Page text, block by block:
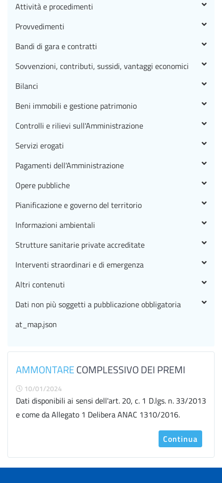
AMMONTARECOMPLESSIVO DEI PREMI
10/01/2024
Dati disponibili ai sensi dell'art. 20, c. 1 D.lgs. n. 33/2013
e come da Allegato 1 Delibera ANAC 1310/2016.
Continua
Attività e procedimenti
Provvedimenti
Bandi di gara e contratti
Sovvenzioni, contributi, sussidi, vantaggi economici
Bilanci
Beni immobili e gestione patrimonio
Controlli e rilievi sull'Amministrazione
Servizi erogati
Pagamenti dell'Amministrazione
Opere pubbliche
Pianificazione e governo del territorio
Informazioni ambientali
Strutture sanitarie private accreditate
Interventi straordinari e di emergenza
Altri contenuti
Dati non più soggetti a pubblicazione obbligatoria
at_map.json